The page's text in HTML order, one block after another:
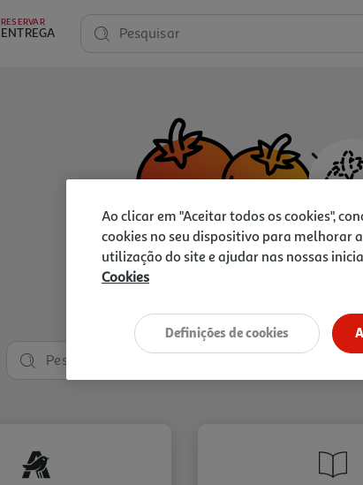
RESERVAR
ENTREGA Pesquisar
Vamos
Ao clicar em "Aceitar todos os cookies",
cookies no seu dispositivo para melhorar
utilização do site e ajudar nas nossas
Cookies
Definições de cookies